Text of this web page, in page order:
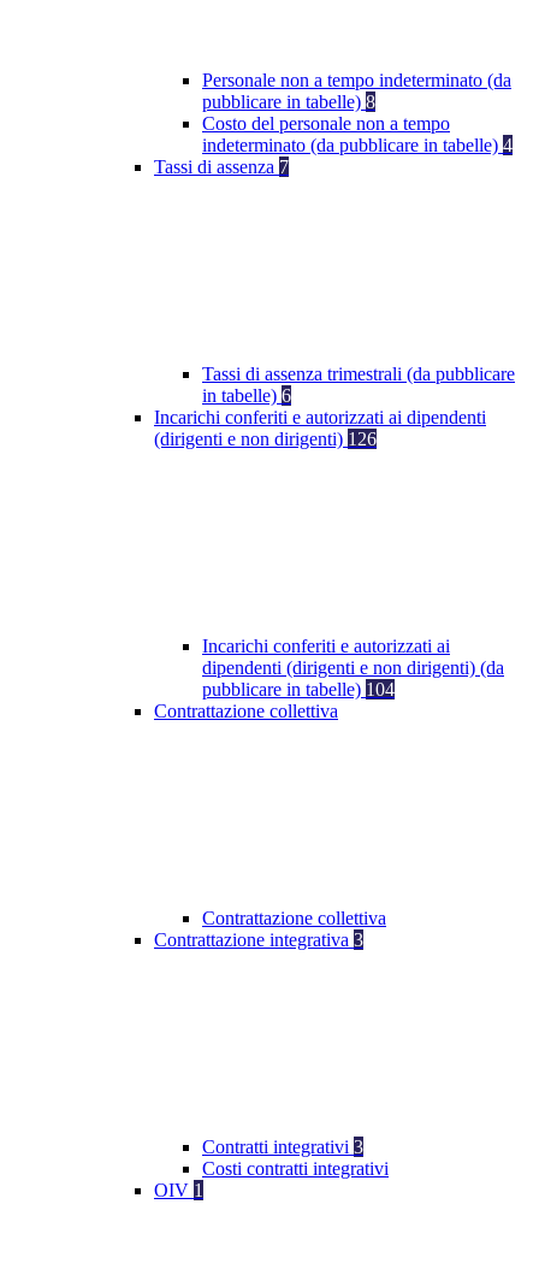
Personale non a tempo indeterminato (da
pubblicare in tabelle) 8
Costo del personale non a tempo
indeterminato (da pubblicare in tabelle) 4
Tassi di assenza 7
Tassi di assenza trimestrali (da pubblicare
in tabelle) 6
Incarichi conferiti e autorizzati ai dipendenti
(dirigenti e non dirigenti) 126
Incarichi conferiti e autorizzati ai
dipendenti (dirigenti e non dirigenti) (da
pubblicare in tabelle) 104
Contrattazione collettiva
Contrattazione collettiva
Contrattazione integrativa 3
Contratti integrativi 3
Costi contratti integrativi
OIV 1